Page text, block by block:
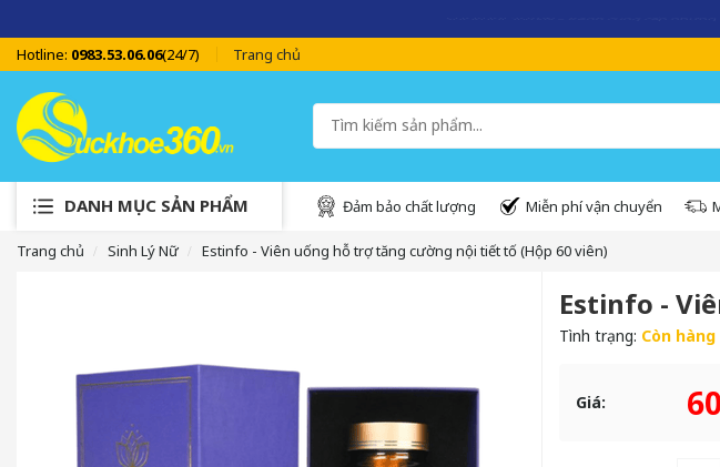
Hotline: 0983.53.06.06(24/7) Trang chủ
DANH MỤC SẢN PHẨM Đảm bảo chất lượng Miễn phí vận chuyển
Trang chủ Sinh Lý Nữ Estinfo - Viên uống hỗ trợ tăng cường nội tiết tố (Hộp 60 viên)
Estinfo -
Tình trạng: Còn hàng
Giá: